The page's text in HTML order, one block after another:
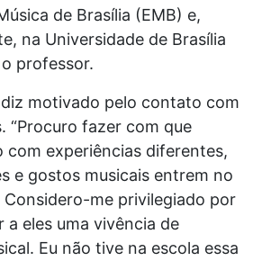
de Brasília (EMB) e,
na Universidade de Brasília
professor.
motivado pelo contato com
“Procuro fazer com que
com experiências diferentes,
e gostos musicais entrem no
me privilegiado por
a eles uma vivência de
Eu não tive na escola essa